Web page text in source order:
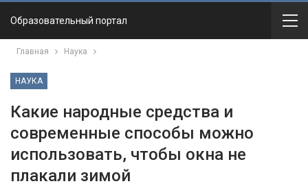
Образовательный портал
Главная Наука
НАУКА
Какие народные средства и
современные способы можно
использовать, чтобы окна не
плакали зимой